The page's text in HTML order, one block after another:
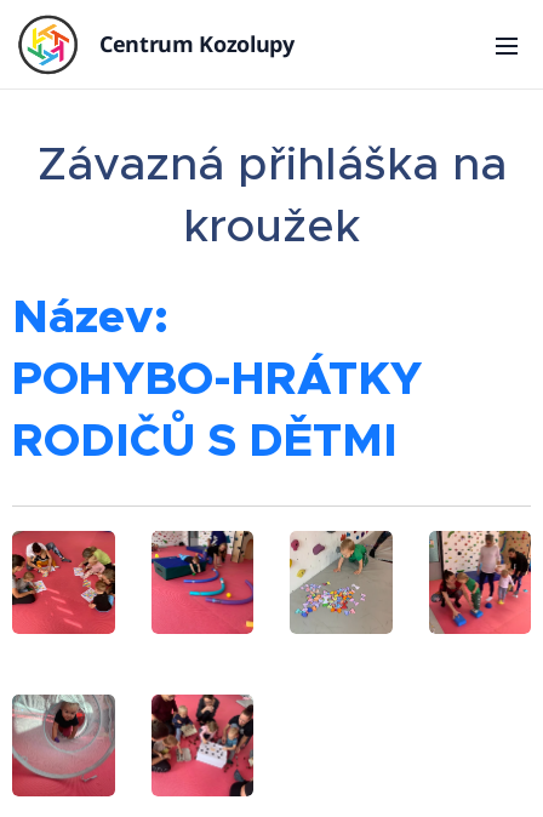
Centrum Kozolupy
Závazná přihláška na
kroužek
Název:
POHYBO-HRÁTKY
RODIČŮ S DĚTMI